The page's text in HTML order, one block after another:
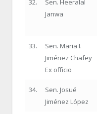
32.
Sen. Heeralal
Janwa
33.
Sen. Maria I.
Jiménez Chafey
Ex officio
34.
Sen. Josué
Jiménez López